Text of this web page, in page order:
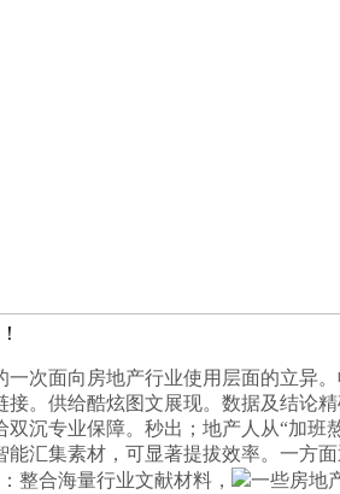
面向房地产行业使用层面的立异
。供给酷炫图文展现。数据及结论
沉专业保障。秒出；地产人从“加
汇集素材，可显著提拔效率。一方
整合海量行业文献材料，
一些房地